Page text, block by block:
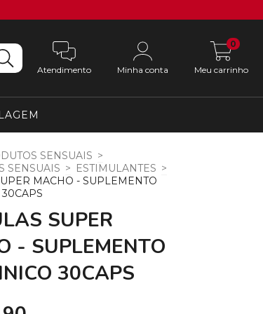
Atendimento Minha conta Meu carrinho
0
SENSUAIS >
SENSUAIS > ESTIMULANTES >
MACHO - SUPLEMENTO
SUPER
- SUPLEMENTO
30CAPS